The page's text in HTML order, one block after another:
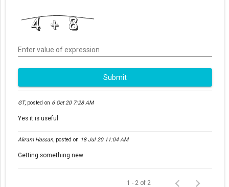
Enter value of expression
Submit
GT, posted on 6 Oct 20 7:28 AM
Yes it is useful
Akram Hassan, posted on 18 Jul 20 11:04 AM
Getting something new
1 - 2 of 2